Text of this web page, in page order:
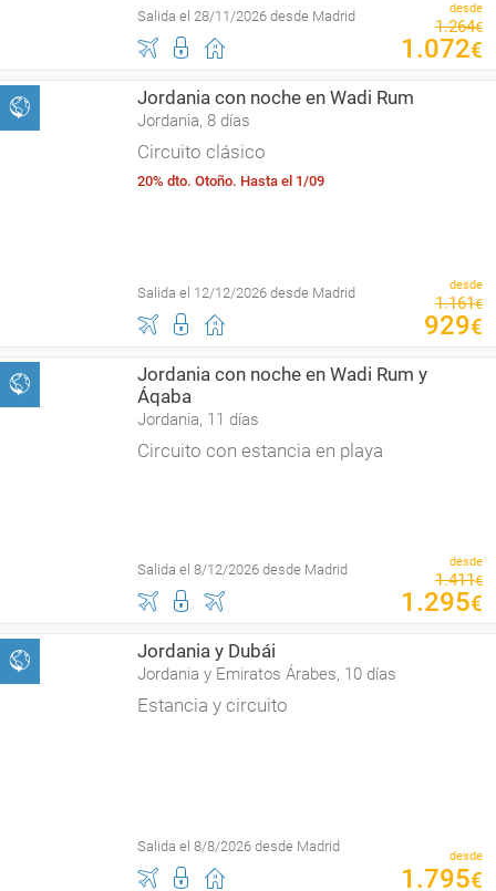
Salida el 28/11/2026 desde Madrid desde
1.264€
1 .072€
Jordania con noche en Wadi Rum
Jordania, 8 días
Circuito clásico
20% dto. Otoño. Hasta el 1/09
Salida el 12/12/2026 desde Madrid desde
1.161€
929€
Jordania con noche en Wadi Rum y
Áqaba
Jordania, 11 días
Circuito con estancia en playa
Salida el 8/12/2026 desde Madrid desde
1.411€
1 .295€
Jordania y Dubái
Jordania y Emiratos Árabes, 10 días
Estancia y circuito
Salida el 8/8/2026 desde Madrid
desde
1 .795€